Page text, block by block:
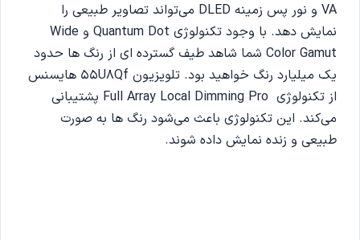
VA و نور پس زمینه DLED می‌تواند تصاویر طبیعی را
نمایش دهد. با وجود تکنولوژی Quantum Dot و Wide
Color Gamut شما شاهد طیف گسترده ای از رنگ ها حدود
یک میلیارد رنگ خواهید بود. تلویزیون 55U8Qf هایسنس
از تکنولوژی Full Array Local Dimming Pro پشتیبانی
می‌کند. این تکنولوژی باعث می‌شود رنگ ها به صورت
طبیعی و زنده نمایش داده شوند.